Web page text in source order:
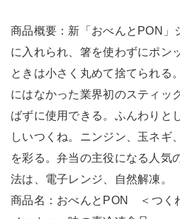
商品概要：新「おべんとPON」
に入れられ、箸を使わずにポン
ときは小さく丸めて捨てられる
にはなかった業界初のスティッ
ばずに使用できる。ふんわりと
しいつくね。ニンジン、玉ネギ
を彩る。弁当の主役になる人気
法は、電子レンジ、自然解凍。
商品名：おべんとPON ＜つく